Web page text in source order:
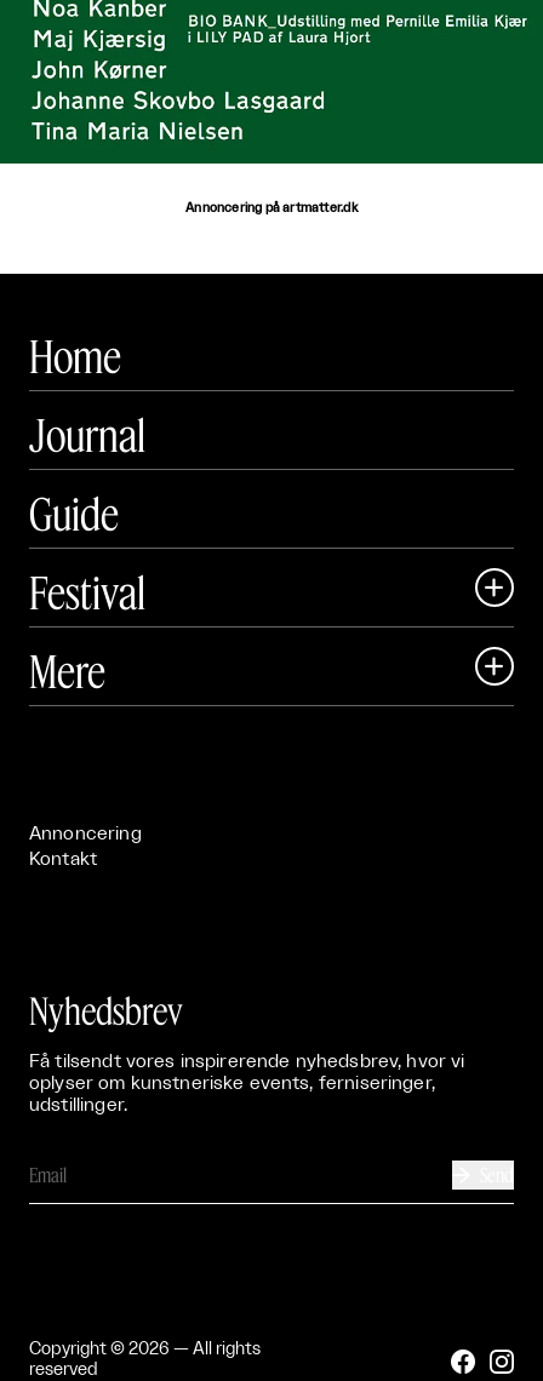
Annoncering på artmatter.dk
Home
Journal
Guide
Festival

 Art Matter Festival
Mere 
Annoncering
Kontakt
Nyhedsbrev
Få tilsendt vores inspirerende nyhedsbrev, hvor vi
oplyser om kunstneriske events, ferniseringer,
udstillinger.
Copyright © 2026 — All rights
reserved
 